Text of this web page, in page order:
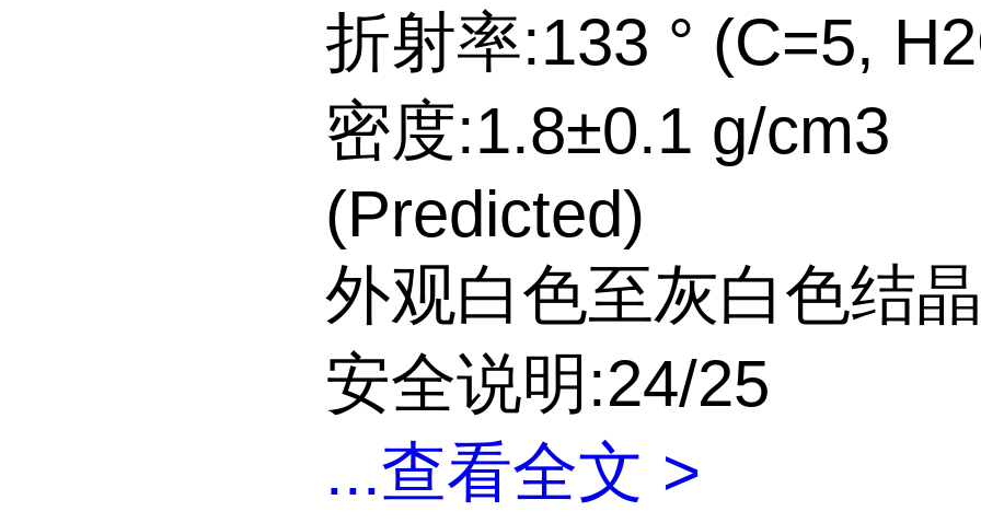
折射率:133 ° (C=5,
密度:1.8±0.1 g/cm3
(Predicted)
外观白色至灰白色结
安全说明:24/25
...查看全文 >